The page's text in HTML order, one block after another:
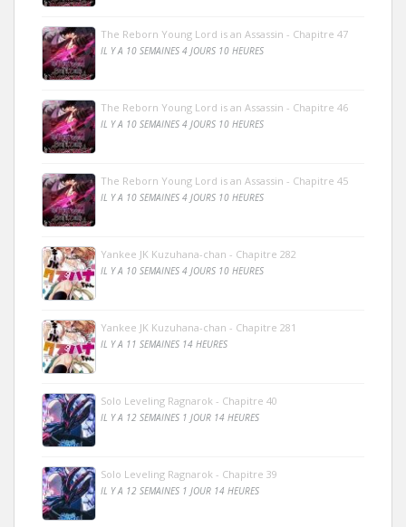
The Reborn Young Lord is an Assassin - Chapitre 47
IL Y A 10 SEMAINES 4 JOURS 10 HEURES
The Reborn Young Lord is an Assassin - Chapitre 46
IL Y A 10 SEMAINES 4 JOURS 10 HEURES
The Reborn Young Lord is an Assassin - Chapitre 45
IL Y A 10 SEMAINES 4 JOURS 10 HEURES
Yankee JK Kuzuhana-chan - Chapitre 282
IL Y A 10 SEMAINES 4 JOURS 10 HEURES
Yankee JK Kuzuhana-chan - Chapitre 281
IL Y A 11 SEMAINES 14 HEURES
Solo Leveling Ragnarok - Chapitre 40
IL Y A 12 SEMAINES 1 JOUR 14 HEURES
Solo Leveling Ragnarok - Chapitre 39
IL Y A 12 SEMAINES 1 JOUR 14 HEURES